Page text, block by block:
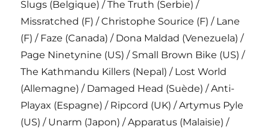
Slugs (Belgique) / The Truth (Serbie) /
Missratched (F) / Christophe Sourice (F) / Lane
(F) / Faze (Canada) / Dona Maldad (Venezuela) /
Page Ninetynine (US) / Small Brown Bike (US) /
The Kathmandu Killers (Nepal) / Lost World
(Allemagne) / Damaged Head (Suède) / Anti-
Playax (Espagne) / Ripcord (UK) / Artymus Pyle
(US) / Unarm (Japon) / Apparatus (Malaisie) /